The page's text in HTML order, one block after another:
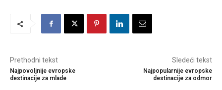
Prethodni tekst
Najpovoljnije evropske
destinacije za mlade
Sledeći tekst
Najpopularnije evropske
destinacije za odmor